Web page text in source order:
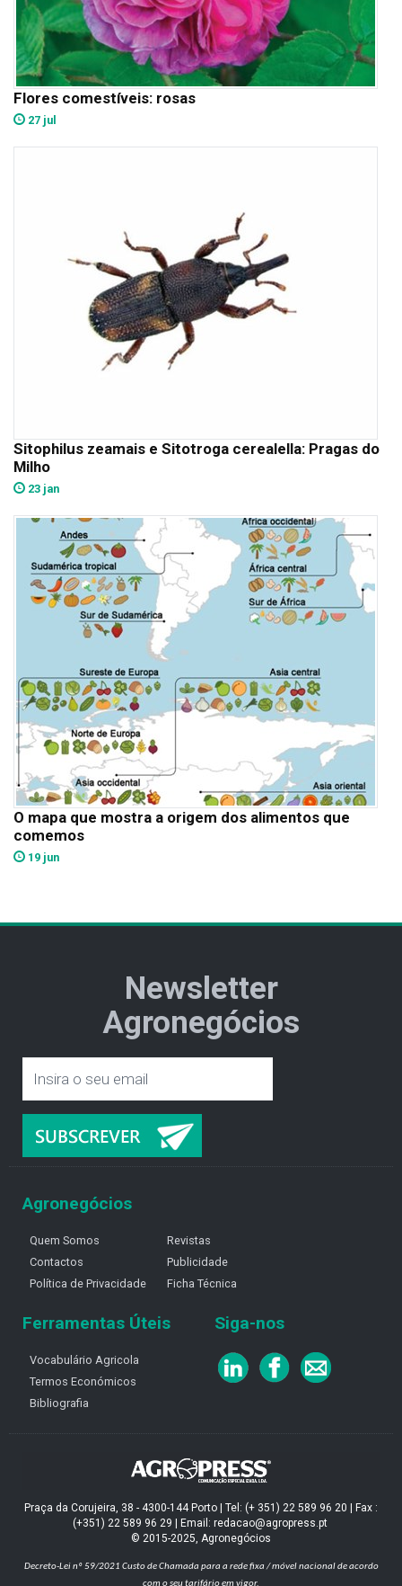
Flores comestíveis: rosas
27 jul
Sitophilus zeamais e Sitotroga cerealella: Pragas do
Milho
23 jan
O mapa que mostra a origem dos alimentos que
comemos
19 jun
Newsletter
Agronegócios
Agronegócios
Quem Somos
Contactos
Política de Privacidade
Revistas
Publicidade
Ficha Técnica
Ferramentas Úteis
Vocabulário Agricola
Termos Económicos
Bibliografia
Siga-nos
Praça da Corujeira, 38 - 4300-144 Porto | Tel: (+ 351) 22 589 96 20 | Fax :
(+351) 22 589 96 29 | Email: redacao@agropress.pt
© 2015-2025, Agronegócios
Decreto-Lei nº 59/2021 Custo de Chamada para a rede fixa / móvel nacional de acordo
com o seu tarifário em vigor.